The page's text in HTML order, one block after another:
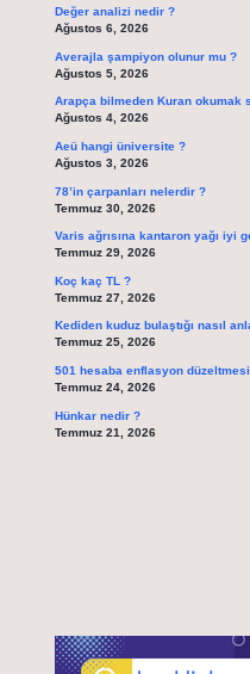
Değer analizi nedir ?
Ağustos 6, 2026
Averajla şampiyon olunur mu ?
Ağustos 5, 2026
Arapça bilmeden Kuran okumak
Ağustos 4, 2026
Aeü hangi üniversite ?
Ağustos 3, 2026
78’in çarpanları nelerdir ?
Temmuz 30, 2026
Varis ağrısına kantaron yağı iyi
Temmuz 29, 2026
Koç kaç TL ?
Temmuz 27, 2026
Kediden kuduz bulaştığı nasıl
Temmuz 25, 2026
501 hesaba enflasyon düzeltmesi
Temmuz 24, 2026
Hünkar nedir ?
Temmuz 21, 2026